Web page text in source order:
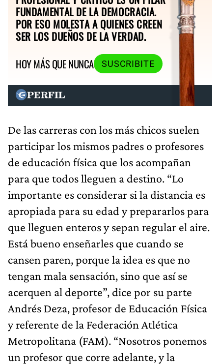
FUNDAMENTAL DE LA DEMOCRACIA.
POR ESO MOLESTA A QUIENES CREEN
SER LOS DUEÑOS DE LA VERDAD.
HOY MÁS QUE NUNCA
SUSCRIBITE
De las carreras con los más chicos suelen
participar los mismos padres o profesores
de educación física que los acompañan
para que todos lleguen a destino. “Lo
importante es considerar si la distancia es
apropiada para su edad y prepararlos para
que lleguen enteros y sepan regular el aire.
Está bueno enseñarles que cuando se
cansen paren, porque la idea es que no
tengan mala sensación, sino que así se
acerquen al deporte”, dice por su parte
Andrés Deza, profesor de Educación Física
y referente de la Federación Atlética
Metropolitana (FAM). “Nosotros ponemos
un profesor que corre adelante, y la